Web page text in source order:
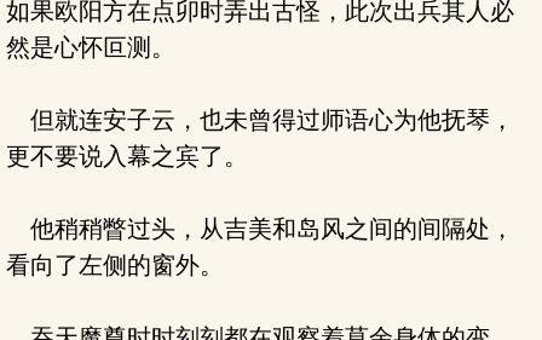
如果欧阳方在点卯时弄出古怪，此次出兵其人必
然是心怀叵测。
但就连安子云，也未曾得过师语心为他抚琴，
更不要说入幕之宾了。
他稍稍瞥过头，从吉美和岛风之间的间隔处，
看向了左侧的窗外。